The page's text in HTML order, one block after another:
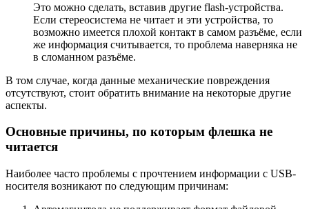
Это можно сделать, вставив другие flash-устройства.
Если стереосистема не читает и эти устройства, то
возможно имеется плохой контакт в самом разъёме, если
же информация считывается, то проблема наверняка не
в сломанном разъёме.
В том случае, когда данные механические повреждения
отсутствуют, стоит обратить внимание на некоторые другие
аспекты.
Основные причины, по которым флешка не
читается
Наиболее часто проблемы с прочтением информации с USB-
носителя возникают по следующим причинам: